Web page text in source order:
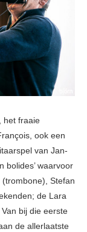
het fraaie
ook een
van Jan-
bolides’ waarvoor
Stefan
de Lara
bij die eerste
de allerlaatste